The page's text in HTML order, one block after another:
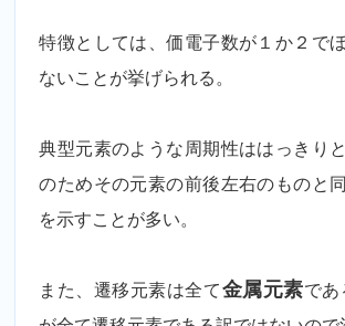
特徴としては、価電子数が１か２で
ないことが挙げられる。
典型元素のような周期性ははっきり
のためその元素の前後左右のものと
を示すことが多い。
また、遷移元素は全て金属元素で